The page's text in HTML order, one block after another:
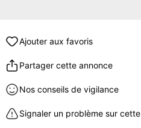
Ajouter aux favoris
Partager cette annonce
Nos conseils de vigilance
Signaler un problème sur